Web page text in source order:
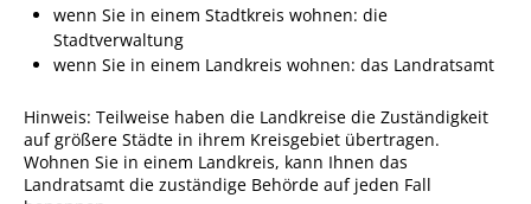
Bürgerservice
Behördenwegweiser
Lebenslagen
Leistungen - Service BW
Neubürgerinfos
wenn Sie in einem Stadtkreis wohnen: die
Stadtverwaltung
wenn Sie in einem Landkreis wohnen: das Landratsamt
Hinweis: Teilweise haben die Landkreise die Zuständigkeit
auf größere Städte in ihrem Kreisgebiet übertragen.
Wohnen Sie in einem Landkreis, kann Ihnen das
Landratsamt die zuständige Behörde auf jeden Fall